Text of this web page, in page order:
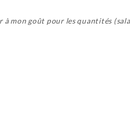
mon goût pour les quantités